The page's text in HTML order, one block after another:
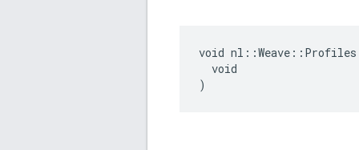
void
  void
)